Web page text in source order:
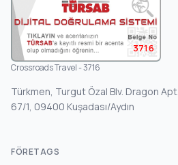
3716
Crossroads Travel - 3716
Türkmen, Turgut Özal Blv. Dragon Apt.
67/1, 09400 Kuşadası/Aydın
FÖRETAGS